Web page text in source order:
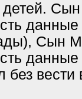
Сын
без